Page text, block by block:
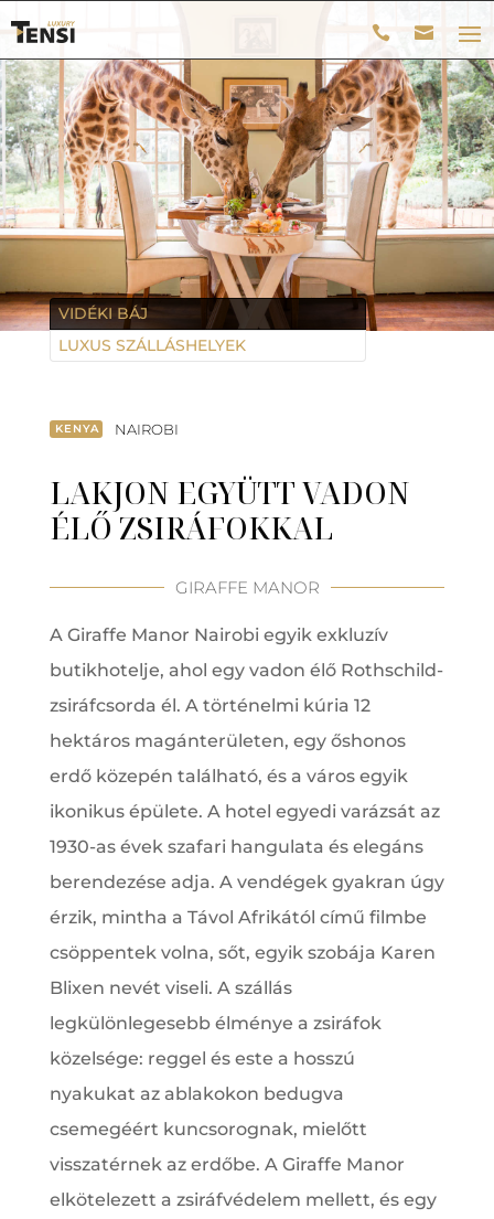
VIDÉKI BÁJ
LUXUS SZÁLLÁSHELYEK
KENYA NAIROBI
LAKJON EGYÜTT VADON
ÉLŐ ZSIRÁFOKKAL
GIRAFFE MANOR
A Giraffe Manor Nairobi egyik exkluzív
butikhotelje, ahol egy vadon élő Rothschild-
zsiráfcsorda él. A történelmi kúria 12
hektáros magánterületen, egy őshonos
erdő közepén található, és a város egyik
ikonikus épülete. A hotel egyedi varázsát az
1930-as évek szafari hangulata és elegáns
berendezése adja. A vendégek gyakran úgy
érzik, mintha a Távol Afrikától című filmbe
csöppentek volna, sőt, egyik szobája Karen
Blixen nevét viseli. A szállás
legkülönlegesebb élménye a zsiráfok
közelsége: reggel és este a hosszú
nyakukat az ablakokon bedugva
csemegéért kuncsorognak, mielőtt
visszatérnek az erdőbe. A Giraffe Manor
elkötelezett a zsiráfvédelem mellett, és egy